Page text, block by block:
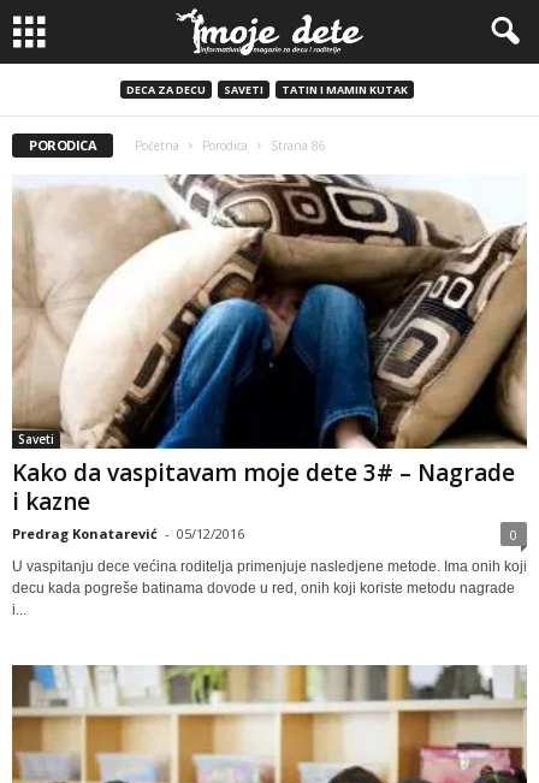
DECA ZA DECU SAVETI TATIN I MAMIN KUTAK
PORODICA Početna Porodica Strana 86
Saveti
Kako da vaspitavam moje dete 3# – Nagrade
i kazne
Predrag Konatarević - 05/12/2016 0
U vaspitanju dece većina roditelja primenjuje nasledjene metode. Ima onih koji
decu kada pogreše batinama dovode u red, onih koji koriste metodu nagrade
i...